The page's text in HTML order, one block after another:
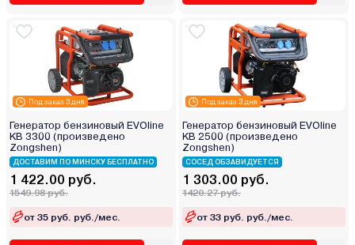
Под заказ 3 дня
Генератор бензиновый EVOline
KB 3300 (произведено
Zongshen)
ДОСТАВИМ ПО МИНСКУ БЕСПЛАТНО
1 422.00 руб.
1549.98 руб.
от 35 руб. руб./мес.
Под заказ 3 дня
Генератор бензиновый EVOline
KB 2500 (произведено
Zongshen)
СОСЕД ОБЗАВИДУЕТСЯ
1 303.00 руб.
1420.27 руб.
от 33 руб. руб./мес.